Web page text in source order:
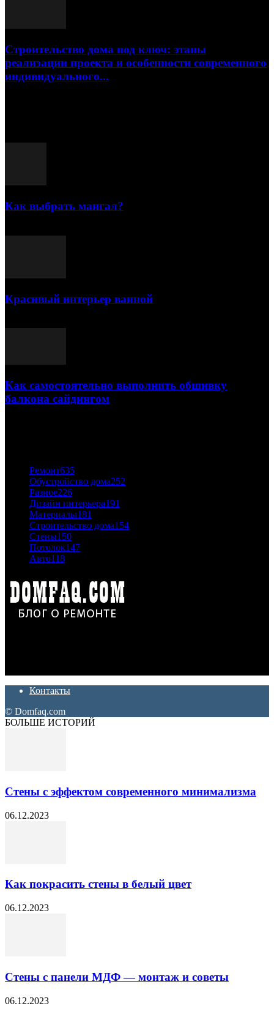
Строительство дома под ключ: этапы
реализации проекта и особенности современного
индивидуального...
Как выбрать мангал?
Красивый интерьер ванной
Как самостоятельно выполнить обшивку
балкона сайдингом
Ремонт635
Обустройство дома252
Разное226
Дизайн интерьера191
Материалы181
Строительство дома154
Стены150
Потолок147
Авто118
Контакты
© Domfaq.com
БОЛЬШЕ ИСТОРИЙ
Стены с эффектом современного минимализма
06.12.2023
Как покрасить стены в белый цвет
06.12.2023
Стены с панели МДФ — монтаж и советы
06.12.2023